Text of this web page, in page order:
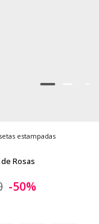
estampadas
Rosas
-50%